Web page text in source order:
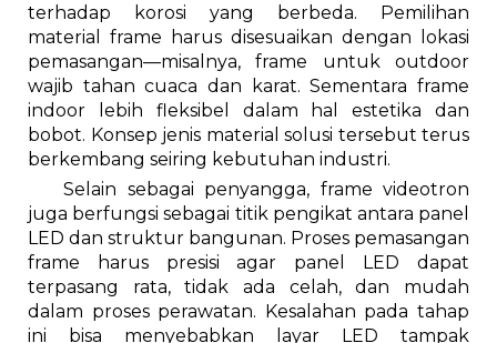
terhadap korosi yang berbeda. Pemilihan
material frame harus disesuaikan dengan lokasi
pemasangan—misalnya, frame untuk outdoor
wajib tahan cuaca dan karat. Sementara frame
indoor lebih fleksibel dalam hal estetika dan
bobot. Konsep jenis material solusi tersebut terus
berkembang seiring kebutuhan industri.
Selain sebagai penyangga, frame videotron
juga berfungsi sebagai titik pengikat antara panel
LED dan struktur bangunan. Proses pemasangan
frame harus presisi agar panel LED dapat
terpasang rata, tidak ada celah, dan mudah
dalam proses perawatan. Kesalahan pada tahap
ini bisa menyebabkan layar LED tampak